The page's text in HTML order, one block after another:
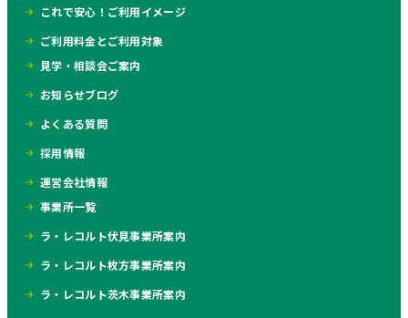
これで安心！ご利用イメージ
ご利用料金とご利用対象
見学・相談会ご案内
お知らせブログ
よくある質問
採用情報
運営会社情報
事業所一覧
ラ・レコルト伏見事業所案内
ラ・レコルト枚方事業所案内
ラ・レコルト茨木事業所案内